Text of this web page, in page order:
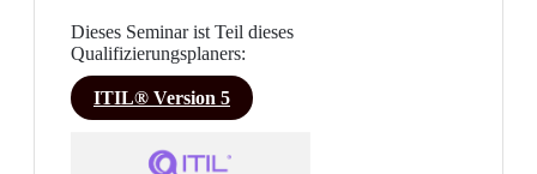
Dieses Seminar ist Teil dieses
Qualifizierungsplaners:
ITIL® Version 5